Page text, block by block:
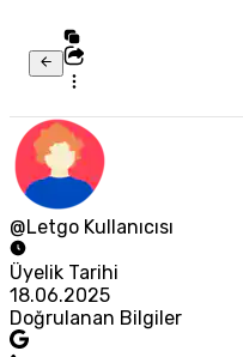
@Letgo Kullanıcısı
Üyelik Tarihi
18.06.2025
Doğrulanan Bilgiler